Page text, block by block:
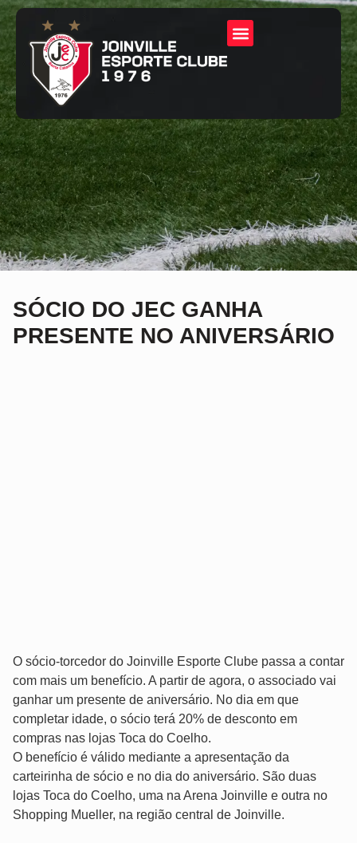
SÓCIO DO JEC GANHA
PRESENTE NO ANIVERSÁRIO
O sócio-torcedor do Joinville Esporte Clube passa a contar
com mais um benefício. A partir de agora, o associado vai
ganhar um presente de aniversário. No dia em que
completar idade, o sócio terá 20% de desconto em
compras nas lojas Toca do Coelho.
O benefício é válido mediante a apresentação da
carteirinha de sócio e no dia do aniversário. São duas
lojas Toca do Coelho, uma na Arena Joinville e outra no
Shopping Mueller, na região central de Joinville.